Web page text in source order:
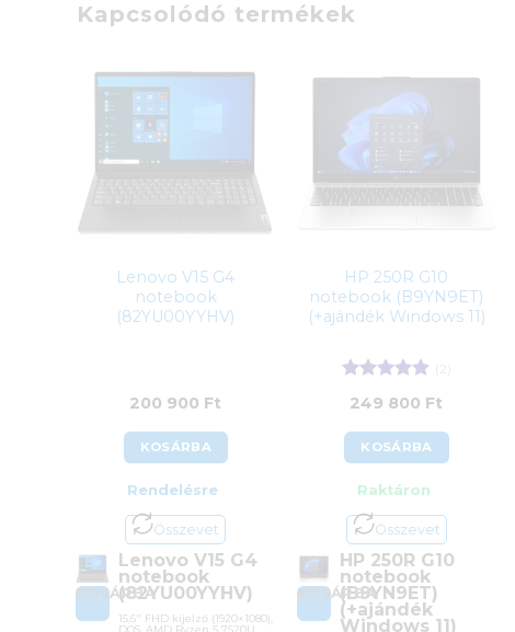
Kapcsolódó termékek
Lenovo V15 G4
notebook
(82YU00YYHV)
200 900 Ft
KOSÁRBA
Rendelésre
Összevet
KOSÁRBA
Lenovo V15 G4
notebook
(82YU00YYHV)
15,6″ FHD kijelző (1920×1080),
DOS, AMD Ryzen 5 7520U,
HP 250R G10
notebook (B9YN9ET)
(+ajándék Windows 11)
Értékelés: 5
/ 5
249 800 Ft
KOSÁRBA
Raktáron
Összevet
KOSÁRBA
HP 250R G10
notebook
(B9YN9ET)
(+ajándék
Windows 11)